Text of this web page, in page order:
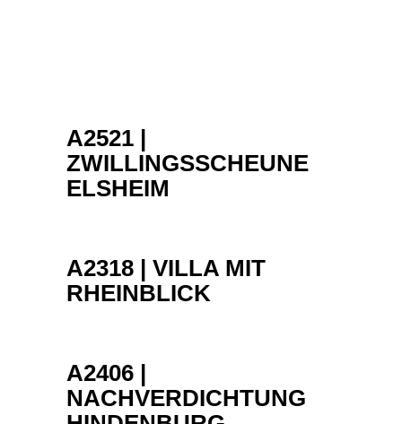
A2521 |
ZWILLINGSSCHEUNE
ELSHEIM
A2318 | VILLA MIT
RHEINBLICK
A2406 |
NACHVERDICHTUNG